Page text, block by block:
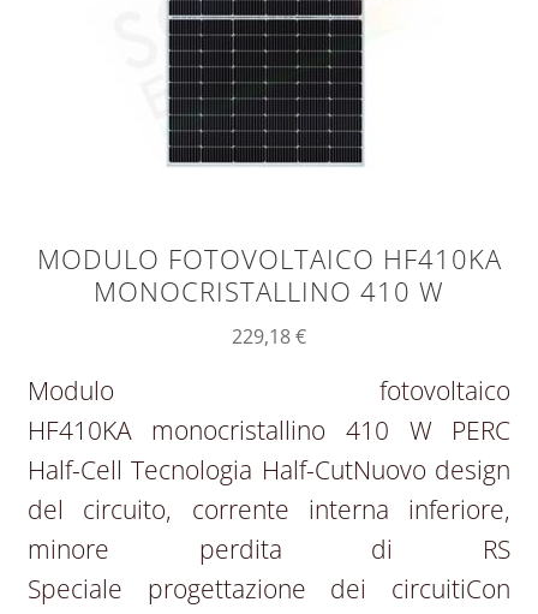
MODULO FOTOVOLTAICO HF410KA
MONOCRISTALLINO 410 W
229,18€
Modulo fotovoltaico
HF410KA monocristallino 410 W PERC
Half-Cell Tecnologia Half-CutNuovo design
del circuito, corrente interna inferiore,
minore perdita di RS
Speciale progettazione dei circuitiCon